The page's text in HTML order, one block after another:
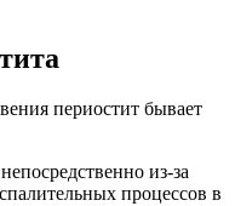
периостит бывает
из-за
процессов в